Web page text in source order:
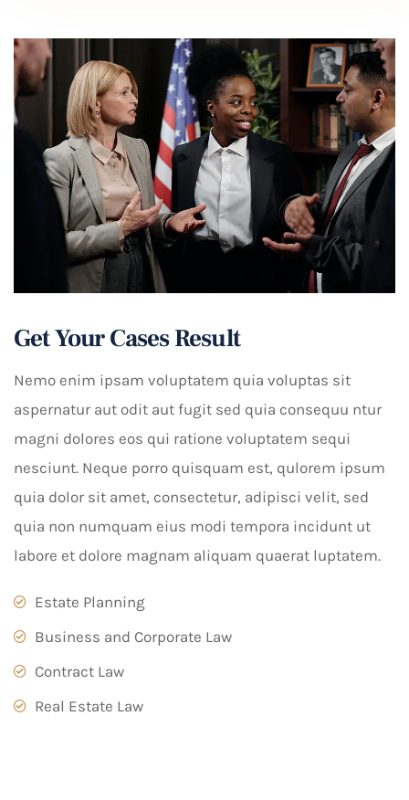
Get Your Cases Result
Nemo enim ipsam voluptatem quia voluptas sit
aspernatur aut odit aut fugit sed quia consequu ntur
magni dolores eos qui ratione voluptatem sequi
nesciunt. Neque porro quisquam est, qulorem ipsum
quia dolor sit amet, consectetur, adipisci velit, sed
quia non numquam eius modi tempora incidunt ut
labore et dolore magnam aliquam quaerat luptatem.
Estate Planning
Business and Corporate Law
Contract Law
Real Estate Law